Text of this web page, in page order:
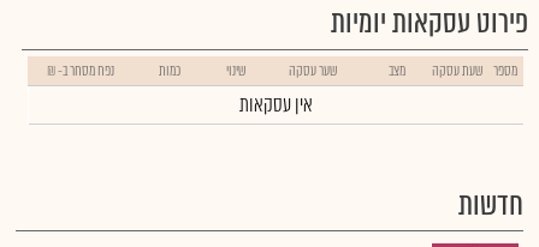
פירוט עסקאות יומיות
מספר שעת עסקה מצב שער עסקה שינוי כמות נפח מסחר ב- ₪
אין עסקאות
חדשות